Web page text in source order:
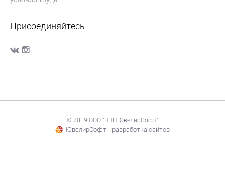
Присоединяйтесь
© 2019 ООО "НПП ЮвелирСофт"
ЮвелирСофт - разработка сайтов